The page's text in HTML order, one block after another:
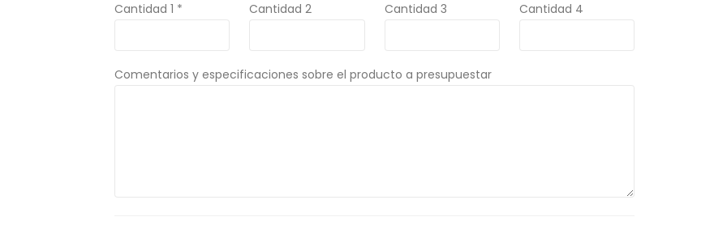
Cantidad 1 * Cantidad 2 Cantidad 3 Cantidad 4
Comentarios y especificaciones sobre el producto a presupuestar